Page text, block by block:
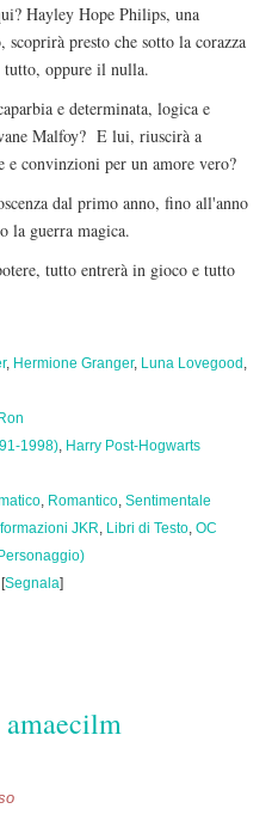
Hayley Hope Philips, una
presto che sotto la corazza
tutto, oppure il nulla.
e determinata, logica e
Malfoy? E lui, riuscirà a
e convinzioni per un amore vero?
dal primo anno, fino all'anno
la guerra magica.
tutto entrerà in gioco e tutto
, Hermione Granger, Luna Lovegood ,
1998), Harry Post-Hogwarts
, Romantico, Sentimentale
JKR, Libri di Testo, OC
[Segnala]
amaecilm